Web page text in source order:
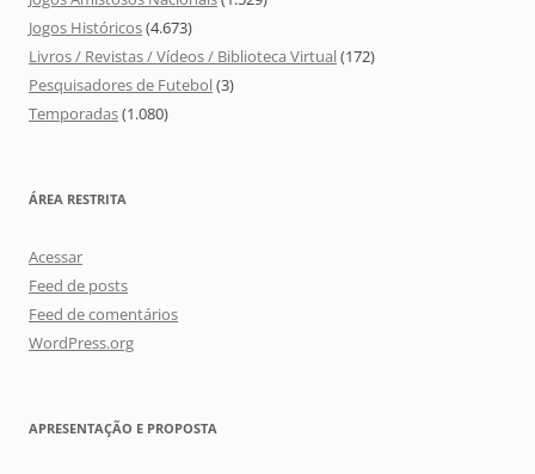
Jogos Históricos(4.673)
Livros / Revistas / Vídeos / Biblioteca Virtual(172)
Pesquisadores de Futebol(3)
Temporadas(1.080)
ÁREA RESTRITA
Acessar
Feed de posts
Feed de comentários
WordPress.org
APRESENTAÇÃO E PROPOSTA